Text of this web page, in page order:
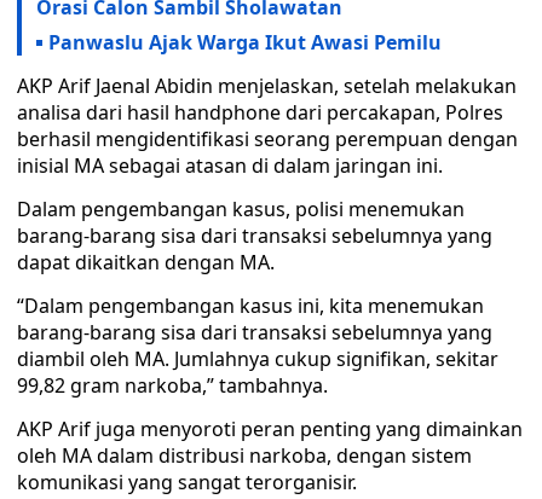
Orasi Calon Sambil Sholawatan
Panwaslu Ajak Warga Ikut Awasi Pemilu
AKP Arif Jaenal Abidin menjelaskan, setelah melakukan
analisa dari hasil handphone dari percakapan, Polres
berhasil mengidentifikasi seorang perempuan dengan
inisial MA sebagai atasan di dalam jaringan ini.
Dalam pengembangan kasus, polisi menemukan
barang-barang sisa dari transaksi sebelumnya yang
dapat dikaitkan dengan MA.
“Dalam pengembangan kasus ini, kita menemukan
barang-barang sisa dari transaksi sebelumnya yang
diambil oleh MA. Jumlahnya cukup signifikan, sekitar
99,82 gram narkoba,” tambahnya.
AKP Arif juga menyoroti peran penting yang dimainkan
oleh MA dalam distribusi narkoba, dengan sistem
komunikasi yang sangat terorganisir.